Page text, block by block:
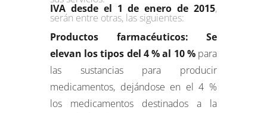
IVA desde el 1 de enero de 2015,
serán entre otras, las siguientes:
Productos farmacéuticos: Se
elevan los tipos del 4 % al 10 % para
las sustancias para producir
medicamentos, dejándose en el 4 %
los medicamentos destinados a la